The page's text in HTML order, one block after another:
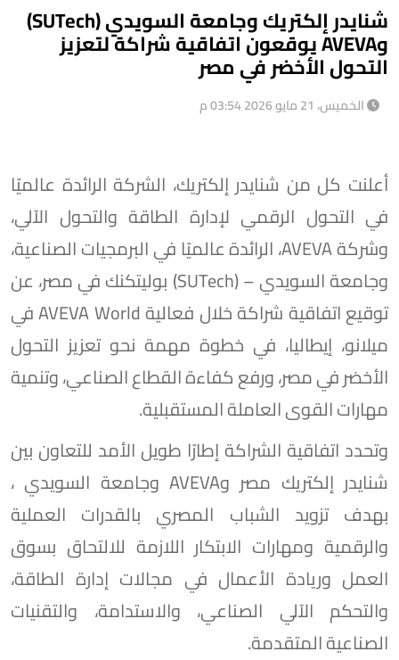
شنايدر إلكتريك وجامعة السويدي (SUTech)
وAVEVA يوقعون اتفاقية شراكة لتعزيز
التحول الأخضر في مصر
الخميس، 21 مايو 2026 03:54 م
أعلنت كل من شنايدر إلكتريك، الشركة الرائدة عالميًا
في التحول الرقمي لإدارة الطاقة والتحول الآلي،
وشركة AVEVA، الرائدة عالميًا في البرمجيات الصناعية،
وجامعة السويدي – (SUTech) بوليتكنك في مصر، عن
توقيع اتفاقية شراكة خلال فعالية AVEVA World في
ميلانو، إيطاليا، في خطوة مهمة نحو تعزيز التحول
الأخضر في مصر، ورفع كفاءة القطاع الصناعي، وتنمية
مهارات القوى العاملة المستقبلية.
وتحدد اتفاقية الشراكة إطارًا طويل الأمد للتعاون بين
شنايدر إلكتريك مصر وAVEVA وجامعة السويدي ،
بهدف تزويد الشباب المصري بالقدرات العملية
والرقمية ومهارات الابتكار اللازمة للالتحاق بسوق
العمل وريادة الأعمال في مجالات إدارة الطاقة،
والتحكم الآلي الصناعي، والاستدامة، والتقنيات
الصناعية المتقدمة.